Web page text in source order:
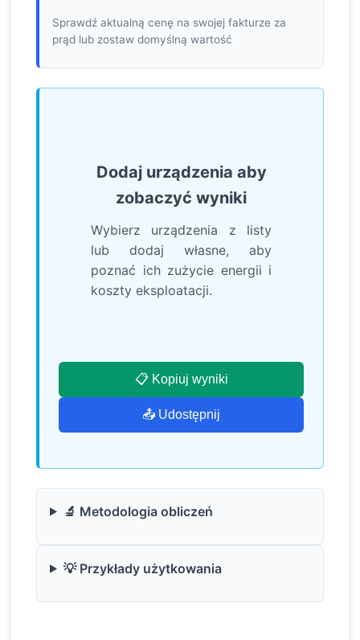
Sprawdź aktualną cenę na swojej fakturze za
prąd lub zostaw domyślną wartość
Dodaj urządzenia aby
zobaczyć wyniki
Wybierz urządzenia z listy
lub dodaj własne, aby
poznać ich zużycie energii i
koszty eksploatacji.
📋 Kopiuj wyniki
📤 Udostępnij
🔬 Metodologia obliczeń
💡 Przykłady użytkowania